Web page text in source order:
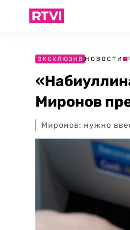
ЭКСКЛЮЗИВ НОВОСТИ
Миронов
Миронов: нужно